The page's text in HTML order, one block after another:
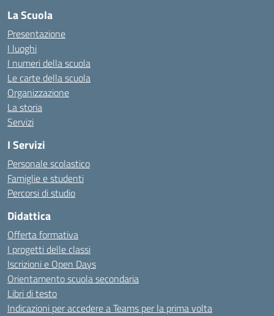
La Scuola
Presentazione
I luoghi
I numeri della scuola
Le carte della scuola
Organizzazione
La storia
Servizi
I Servizi
Personale scolastico
Famiglie e studenti
Percorsi di studio
Didattica
Offerta formativa
I progetti delle classi
Iscrizioni e Open Days
Orientamento scuola secondaria
Libri di testo
Indicazioni per accedere a Teams per la prima volta